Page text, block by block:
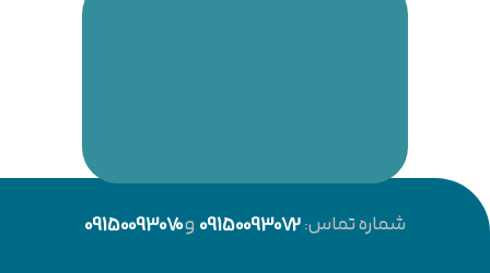
شماره تماس:09150093072و09150093070